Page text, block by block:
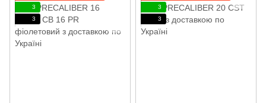
3
3
3
3